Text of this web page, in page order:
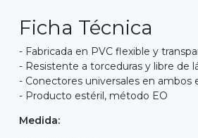
Ficha Técnica
- Fabricada en PVC flexible y
- Resistente a torceduras y libre de
- Conectores universales en ambos
- Producto estéril, método EO
Medida: